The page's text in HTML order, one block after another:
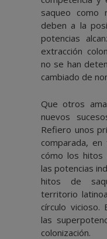
saqueo como
deben a la
potencias
extracción
no se han
cambiado de
Que otros
nuevos
Refiero unos
comparada,
cómo los hitos
las potencias
hitos de
territorio
círculo vicioso.
las
colonización.